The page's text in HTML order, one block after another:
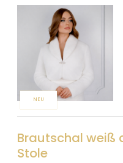
NEU
Brautschal weiß
Stole